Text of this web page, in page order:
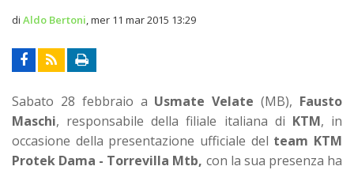
di Aldo Bertoni mer 11 mar 2015 13:29
Sabato 28 febbraio a Usmate Velate (MB), Fausto
Maschi, responsabile della filiale italiana di KTM, in
occasione della presentazione ufficiale del team KTM
Protek Dama - Torrevilla Mtb, con la sua presenza ha